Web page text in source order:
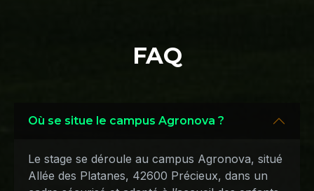
FAQ
Où se situe le campus Agronova ?
Le stage se déroule au campus Agronova, situé
Allée des Platanes, 42600 Précieux, dans un